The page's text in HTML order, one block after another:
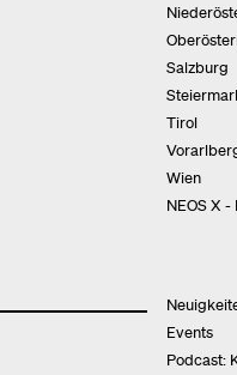
Salzburg
Tirol
Wien
NEOS X
Events
Podcast: